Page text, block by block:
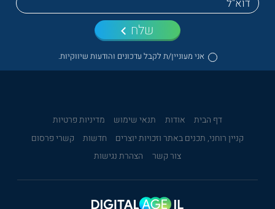
אני מעוניין/ת לקבל עדכונים והודעות שיווקיות.
שלח
דף הבית אודות תנאי שימוש
מדיניות פרטיות
קניין רוחני, תכנים באתר וזכויות יוצרים
חדשות
קשרי פרסום
צור קשר
הצהרת נגישות